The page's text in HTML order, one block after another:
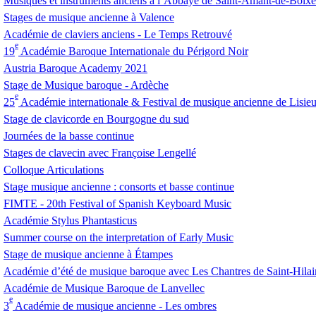
Stages de musique ancienne à Valence
Académie de claviers anciens - Le Temps Retrouvé
19
e
Académie Baroque Internationale du Périgord Noir
Austria Baroque Academy 2021
Stage de Musique baroque - Ardèche
25
e
Académie internationale & Festival de musique ancienne de
Stage de clavicorde en Bourgogne du sud
Journées de la basse continue
Stages de clavecin avec Françoise Lengellé
Colloque Articulations
Stage musique ancienne : consorts et basse continue
FIMTE - 20th Festival of Spanish Keyboard Music
Académie Stylus Phantasticus
Summer course on the interpretation of Early Music
Stage de musique ancienne à Étampes
Académie d’été de musique baroque avec Les Chantres de Saint-
Académie de Musique Baroque de Lanvellec
3
e
Académie de musique ancienne - Les ombres